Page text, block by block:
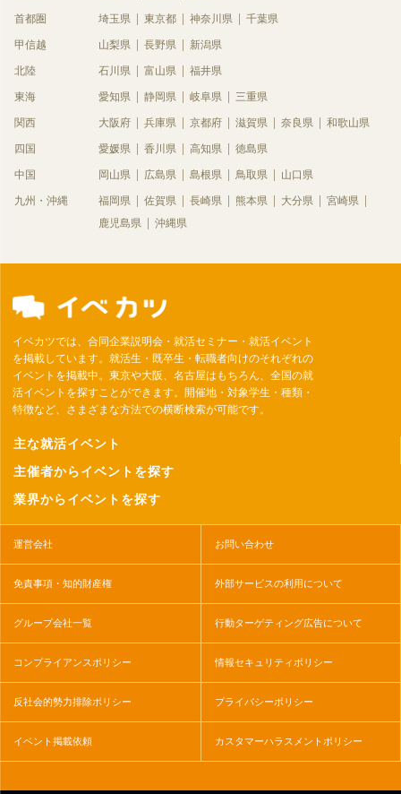
首都圏 埼玉県 東京都 神奈川県 千葉県
甲信越 山梨県 長野県 新潟県
北陸 石川県 富山県 福井県
東海 愛知県 静岡県 岐阜県 三重県
関西 大阪府 兵庫県 京都府 滋賀県 奈良県 和歌山県
四国 愛媛県 香川県 高知県 徳島県
中国 岡山県 広島県 島根県 鳥取県 山口県
九州・沖縄 福岡県 佐賀県 長崎県 熊本県 大分県
宮崎県
鹿児島県
沖縄県
イベカツでは、合同企業説明会・就活セミナー・就活イベント
を掲載しています。就活生・既卒生・転職者向けのそれぞれの
イベントを掲載中。東京や大阪、名古屋はもちろん、全国の就
活イベントを探すことができます。開催地・対象学生・種類・
特徴など、さまざまな方法での横断検索が可能です。
主な就活イベント
主催者からイベントを探す
業界からイベントを探す
運営会社 お問い合わせ
免責事項・知的財産権 外部サービスの利用について
グループ会社一覧 行動ターゲティング広告について
コンプライアンスポリシー 情報セキュリティポリシー
反社会的勢力排除ポリシー プライバシーポリシー
イベント掲載依頼 カスタマーハラスメントポリシー